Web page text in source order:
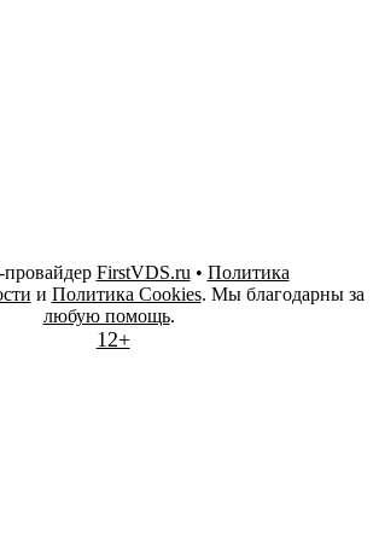
FirstVDS.ru • Политика
и Политика Cookies. Мы благодарны за
любую помощь.
12+